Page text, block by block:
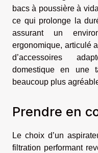
bacs à poussière à
ce qui prolonge la
assurant un
ergonomique, articulé
d’accessoires
domestique en une
beaucoup plus
Prendre en
Le choix d’un
filtration performant